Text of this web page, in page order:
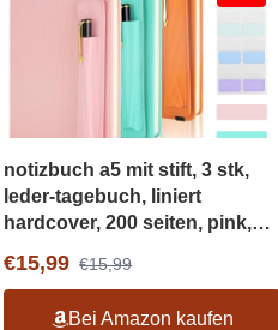
notizbuch a5 mit stift, 3 stk,
leder-tagebuch, liniert
hardcover, 200 seiten, pink,
€15,99 €15,99
Bei Amazon kaufen